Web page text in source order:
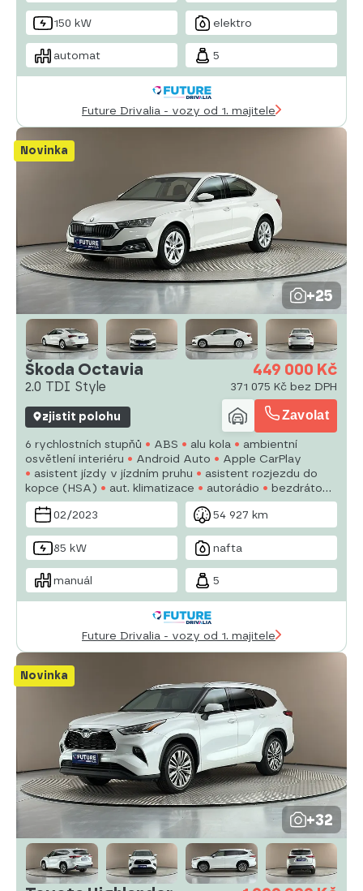
150 kW elektro
automat 5
Future Drivalia - vozy od 1. majitele
Novinka
+25
Škoda Octavia
2.0 TDI Style
449 000 Kč
371 075 Kč bez DPH
zjistit polohu Zavolat
6 rychlostních stupňů ABS alu kola
ambientní
osvětlení interiéru
Android Auto
Apple CarPlay
asistent jízdy v jízdním pruhu
asistent rozjezdu do
kopce (HSA)
aut. klimatizace autorádio
bezdrátová
nabíječka mobilních telefonů
bezklíčové odemykání
bluetooth
brzdový asistent centrál dálkový
02/2023 54 927 km
85 kW nafta
manuál 5
Future Drivalia - vozy od 1. majitele
Novinka
+32